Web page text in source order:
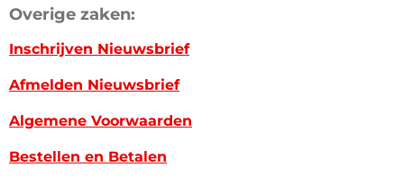
Overige zaken:
Inschrijven Nieuwsbrief
Afmelden Nieuwsbrief
Algemene Voorwaarden
Bestellen en Betalen